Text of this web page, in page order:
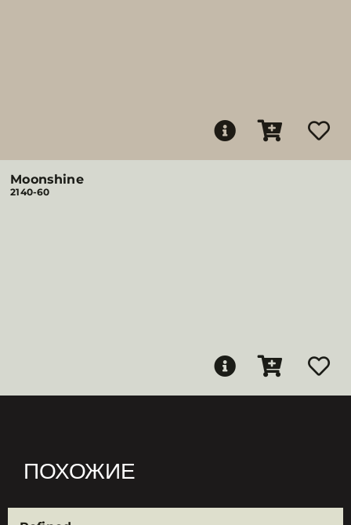
Moonshine
2140-60
ПОХОЖИЕ